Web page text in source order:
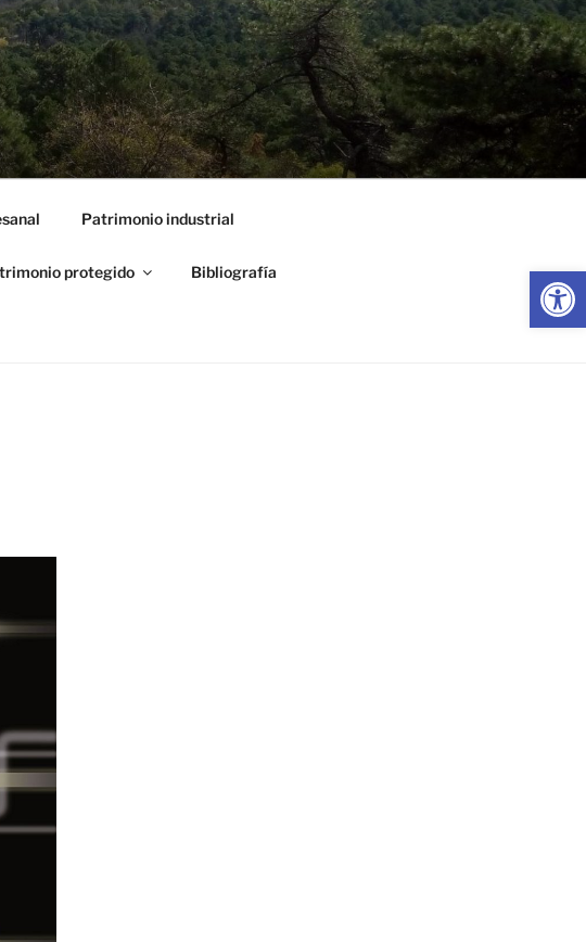
Abrir
Patrimonio industrial
protegido Bibliografía